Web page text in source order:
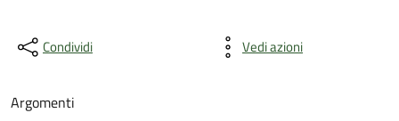
Condividi Vedi azioni
Argomenti